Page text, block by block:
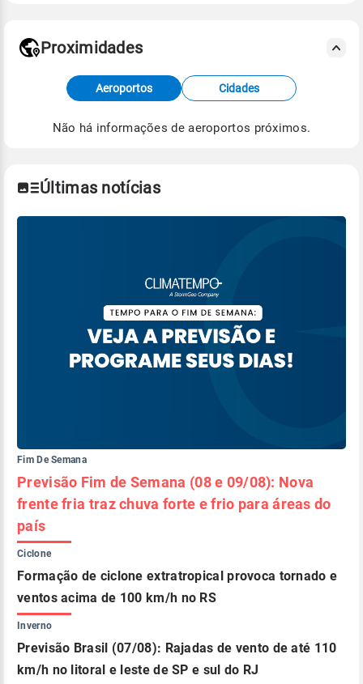
Fonte: dados combinados de estações
meteorológicas e satélite do Centro de Previsão
de Tempo e Estudos Climáticos (CPTEC).
Proximidades
Aeroportos Cidades
Não há informações de aeroportos próximos.
Últimas notícias
Fim De Semana
Previsão Fim de Semana (08 e 09/08): Nova
frente fria traz chuva forte e frio para áreas do
país
Ciclone
Formação de ciclone extratropical provoca tornado e
ventos acima de 100 km/h no RS
Inverno
Previsão Brasil (07/08): Rajadas de vento de até 110
km/h no litoral e leste de SP e sul do RJ